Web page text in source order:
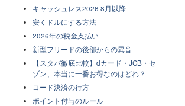
キャッシュレス2026 8月以降
安くドルにする方法
2026年の税金支払い
新型フリードの後部からの異音
【スタバ徹底比較】dカード・JCB・セ
ゾン、本当に一番お得なのはどれ？
コード決済の行方
ポイント付与のルール